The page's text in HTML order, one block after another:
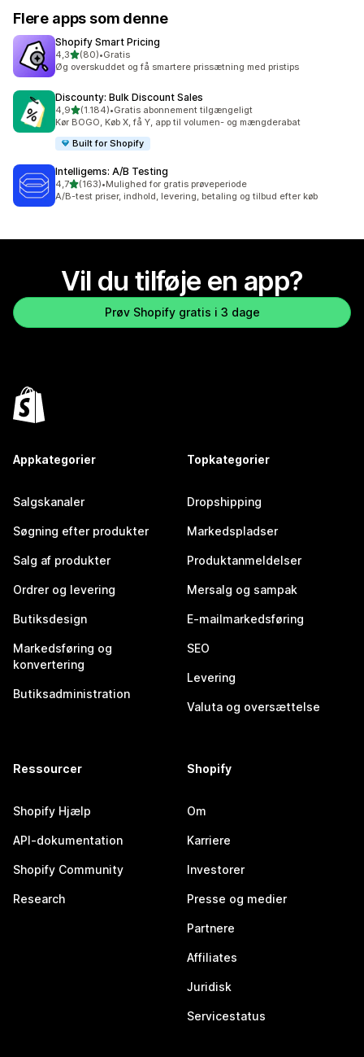
Flere apps som denne
Shopify Smart Pricing
4,3ud af 5 stjerner
(80)
80 anmeldelser i alt
•Gratis
Øg overskuddet og få smartere prissætning med pristips
Discounty: Bulk Discount Sales
4,9ud af 5 stjerner
(1.184)
1184 anmeldelser i alt
•Gratis abonnement tilgængeligt
Kør BOGO, Køb X, få Y, app til volumen- og mængderabat
Built for Shopify
Intelligems: A/B Testing
4,7ud af 5 stjerner
(163)
163 anmeldelser i alt
•Mulighed for gratis prøveperiode
A/B-test priser, indhold, levering, betaling og tilbud efter køb
Vil du tilføje en app?
Prøv Shopify gratis i 3 dage
Appkategorier
Salgskanaler
Søgning efter produkter
Salg af produkter
Ordrer og levering
Butiksdesign
Markedsføring og
konvertering
Butiksadministration
Topkategorier
Dropshipping
Markedspladser
Produktanmeldelser
Mersalg og sampak
E-mailmarkedsføring
SEO
Levering
Valuta og oversættelse
Ressourcer
Shopify Hjælp
API-dokumentation
Shopify Community
Research
Shopify
Om
Karriere
Investorer
Presse og medier
Partnere
Affiliates
Juridisk
Servicestatus